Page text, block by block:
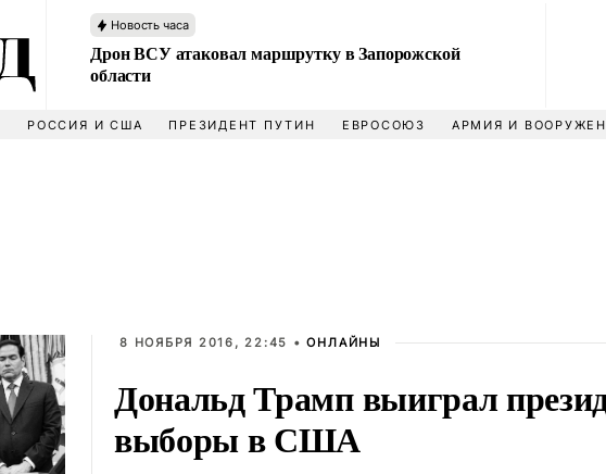
Новость часа
Дрон ВСУ атаковал маршрутку в Запорожской
области
РОССИЯ И США ПРЕЗИДЕНТ ПУТИН ЕВРОСОЮЗ АРМИЯ И
8 НОЯБРЯ 2016, 22:45 •ОНЛАЙНЫ
Дональд Трамп выиграл
выборы в США